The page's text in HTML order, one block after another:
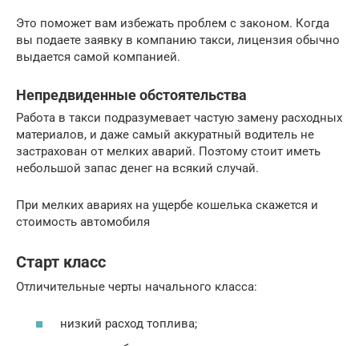
Это поможет вам избежать проблем с законом. Когда
вы подаете заявку в компанию такси, лицензия обычно
выдается самой компанией.
Непредвиденные обстоятельства
Работа в такси подразумевает частую замену расходных
материалов, и даже самый аккуратный водитель не
застрахован от мелких аварий. Поэтому стоит иметь
небольшой запас денег на всякий случай.
При мелких авариях на ущербе кошелька скажется и
стоимость автомобиля
Старт класс
Отличительные черты начального класса:
низкий расход топлива;